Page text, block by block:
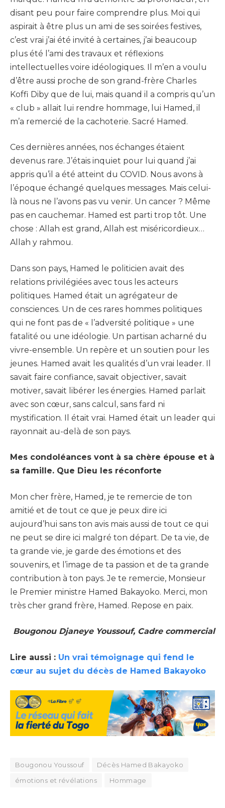
disant peu pour faire comprendre plus. Moi qui
aspirait à être plus un ami de ses soirées festives,
c’est vrai j’ai été invité à certaines, j’ai beaucoup
plus été l’ami des travaux et réflexions
intellectuelles voire idéologiques. Il m’en a voulu
d’être aussi proche de son grand-frère Charles
Koffi Diby que de lui, mais quand il a compris qu’un
« club » allait lui rendre hommage, lui Hamed, il
m’a remercié de la cachoterie. Sacré Hamed.
Ces dernières années, nos échanges étaient
devenus rare. J’étais inquiet pour lui quand j’ai
appris qu’il a été atteint du COVID. Nous avons à
l’époque échangé quelques messages. Mais celui-
là nous ne l’avons pas vu venir. Un cancer ? Même
pas en cauchemar. Hamed est parti trop tôt. Une
chose : Allah est grand, Allah est miséricordieux…
Allah y rahmou.
Dans son pays, Hamed le politicien avait des
relations privilégiées avec tous les acteurs
politiques. Hamed était un agrégateur de
consciences. Un de ces rares hommes politiques
qui ne font pas de « l’adversité politique » une
fatalité ou une idéologie. Un partisan acharné du
vivre-ensemble. Un repère et un soutien pour les
jeunes. Hamed avait les qualités d’un vrai leader. Il
savait faire confiance, savait objectiver, savait
motiver, savait libérer les énergies. Hamed parlait
avec son cœur, sans calcul, sans fard ni
mystification. Il était vrai. Hamed était un leader qui
rayonnait au-delà de son pays.
Mes condoléances vont à sa chère épouse et à
sa famille. Que Dieu les réconforte
Mon cher frère, Hamed, je te remercie de ton
amitié et de tout ce que je peux dire ici
aujourd’hui sans ton avis mais aussi de tout ce qui
ne peut se dire ici malgré ton départ. De ta vie, de
ta grande vie, je garde des émotions et des
souvenirs, et l’image de ta passion et de ta grande
contribution à ton pays. Je te remercie, Monsieur
le Premier ministre Hamed Bakayoko. Merci, mon
très cher grand frère, Hamed. Repose en paix.
Bougonou Djaneye Youssouf, Cadre commercial
Lire aussi : Un vrai témoignage qui fend le
cœur au sujet du décès de Hamed Bakayoko
Bougonou Youssouf
Décès Hamed Bakayoko
émotions et révélations
Hommage